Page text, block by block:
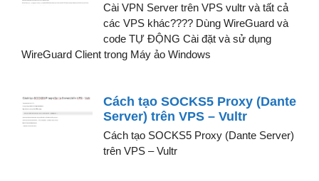
Cài VPN Server trên VPS vultr và tất cả
các VPS khác???? Dùng WireGuard và
code TỰ ĐỘNG Cài đặt và sử dụng
WireGuard Client trong Máy ảo Windows
Cách tạo SOCKS5 Proxy (Dante
Server) trên VPS – Vultr
Cách tạo SOCKS5 Proxy (Dante Server)
trên VPS – Vultr